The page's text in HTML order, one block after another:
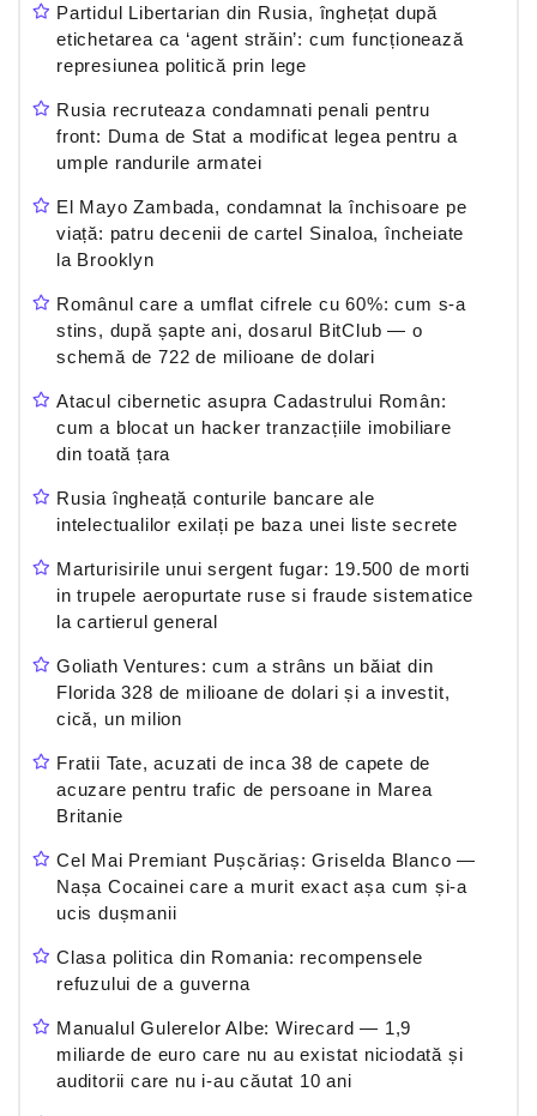
Partidul Libertarian din Rusia, înghețat după
etichetarea ca ‘agent străin’: cum funcționează
represiunea politică prin lege
Rusia recruteaza condamnati penali pentru
front: Duma de Stat a modificat legea pentru a
umple randurile armatei
El Mayo Zambada, condamnat la închisoare pe
viață: patru decenii de cartel Sinaloa, încheiate
la Brooklyn
Românul care a umflat cifrele cu 60%: cum s-a
stins, după șapte ani, dosarul BitClub — o
schemă de 722 de milioane de dolari
Atacul cibernetic asupra Cadastrului Român:
cum a blocat un hacker tranzacțiile imobiliare
din toată țara
Rusia îngheață conturile bancare ale
intelectualilor exilați pe baza unei liste secrete
Marturisirile unui sergent fugar: 19.500 de morti
in trupele aeropurtate ruse si fraude sistematice
la cartierul general
Goliath Ventures: cum a strâns un băiat din
Florida 328 de milioane de dolari și a investit,
cică, un milion
Fratii Tate, acuzati de inca 38 de capete de
acuzare pentru trafic de persoane in Marea
Britanie
Cel Mai Premiant Pușcăriaș: Griselda Blanco —
Nașa Cocainei care a murit exact așa cum și-a
ucis dușmanii
Clasa politica din Romania: recompensele
refuzului de a guverna
Manualul Gulerelor Albe: Wirecard — 1,9
miliarde de euro care nu au existat niciodată și
auditorii care nu i-au căutat 10 ani